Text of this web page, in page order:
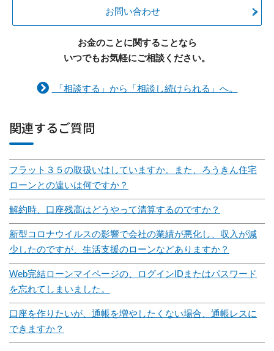
お問い合わせ
お金のことに関することなら
いつでもお気軽にご相談ください。
「相談する」から「相談し続けられる」へ。
関連するご質問
フラット３５の取扱いはしていますか。また、ろうきん住宅
ローンとの違いは何ですか？
解約時、口座残高はどうやって清算するのですか？
新型コロナウイルスの影響で会社の業績が悪化し、収入が減
少したのですが、生活支援のローンなどありますか？
Web完結ローンマイページの、ログインIDまたはパスワード
を忘れてしまいました。
口座を作りたいが、通帳を増やしたくない場合、通帳レスに
できますか？